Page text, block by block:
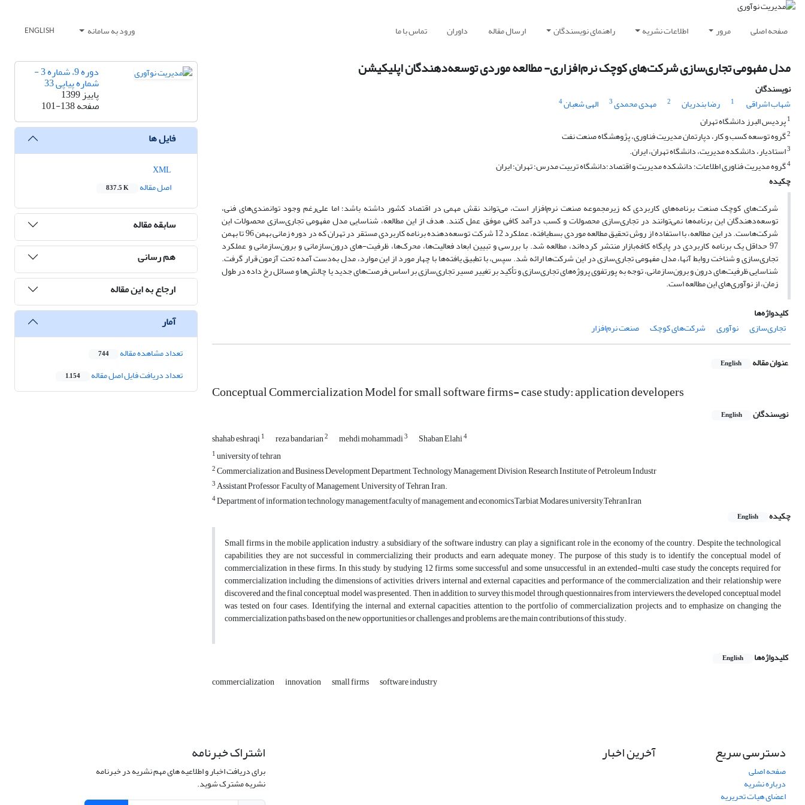
صفحه اصلی مرور اطلاعات نشریه راهنمای نویسندگان ارسال مقاله داوران تماس با ما ورود به سامانه ENGLISH
مدل مفهومی تجاری‌سازی شرکت‌های کوچک نرم‌افزاری- مطالعه موردی توسعه‌دهندگان اپلیکیشن
نویسندگان
شهاب اشراقی
1 رضا بندریان 2 مهدی محمدی3 الهی شعبان4
1پردیس البرز دانشگاه تهران
2گروه توسعه کسب و کار، دپارتمان مدیریت فناوری، پژوهشگاه صنعت نفت
3استادیار، دانشکده مدیریت، دانشگاه تهران، ایران.
4گروه مدیریت فناوری اطلاعات؛ دانشکده مدیریت و اقتصاد؛دانشگاه تربیت مدرس؛ تهران؛ ایران
چکیده
شرکت‌های کوچک صنعت برنامه‌های کاربردی که زیرمجموعه صنعت نرم‌افزار است، می‌تواند نقش مهمی در اقتصاد کشور داشته باشد؛ اما علی‌رغم وجود توانمندی‌های فنی،
توسعه‌دهندگان این برنامه‌ها نمی‌توانند در تجاری‌سازی محصولات و کسب درآمد کافی موفق عمل کنند. هدف از این مطالعه، شناسایی مدل مفهومی تجاری‌سازی محصولات این
شرکت‌هاست. در این مطالعه، با استفاده از روش تحقیق مطالعه موردی بسط‌یافته، عملکرد 12 شرکت توسعه‌دهنده برنامه کاربردی مستقر در تهران که در دوره زمانی بهمن 96 تا بهمن
97 حداقل یک برنامه کاربردی در پایگاه کافه‌بازار منتشر کرده‌اند، مطالعه شد. با بررسی و تبیین ابعاد فعالیت‌ها، محرک‌ها، ظرفیت-های درون‌‌سازمانی و برون‌سازمانی و عملکرد
تجاری‌سازی و شناخت روابط آنها، مدل مفهومی تجاری‌سازی در این شرکت‌ها ارائه شد. سپس، با تطبیق یافته‌ها با چهار مورد از این موارد، مدل به‌دست آمده تحت آزمون قرار گرفت.
شناسایی ظرفیت‌های درون و برون‌سازمانی، توجه به پورتفوی پروژه‌های تجاری‌سازی و تأکید بر تغییر مسیر تجاری‌سازی بر اساس فرصت‌های جدید یا چالش‌ها و مسائل رخ داده در طول
زمان، از نوآوری‌های این مطالعه است.
کلیدواژه‌ها
تجاری‌سازی
نوآوری شرکت‌های کوچک صنعت نرم‌افزار
عنوان مقاله English
Conceptual Commercialization Model for small software firms- case study: application developers
نویسندگان English
shahab eshraqi1 reza bandarian2 mehdi mohammadi3 Shaban Elahi4
1university of tehran
2Commercialization and Business Development Department, Technology Management Division, Research Institute of Petroleum Industr
3Assistant Professor, Faculty of Management, University of Tehran, Iran.
4Department of information technology management,faculty of management and economics,Tarbiat Modares university,Tehran,Iran
چکیده
English
Small firms in the mobile application industry, a subsidiary of the software industry, can play a significant role in the economy of the country. Despite the technological
capabilities, they are not successful in commercializing their products and earn adequate money. The purpose of this study is to identify the conceptual model of
commercialization in these firms. In this study, by studying 12 firms, some successful and some unsuccessful, in an extended-multi case study the concepts required for
commercialization including the dimensions of activities, drivers, internal and external capacities, and performance of the commercialization, and their relationship were
discovered and the final conceptual model was presented. Then, in addition, to survey this model through questionnaires from interviewers, the developed conceptual model
was tested on four cases. Identifying the internal and external capacities, attention to the portfolio of commercialization projects, and to emphasize on changing the
commercialization paths based on the new opportunities or challenges and problems, are the main contributions of this study.
کلیدواژه‌ها English
commercialization innovation small firms software industry
دوره 9، شماره 3 -
شماره پیاپی 33
پاییز 1399
صفحه101-138
فایل ها
اصل مقاله
837.5 K
سابقه مقاله
هم رسانی
ارجاع به این مقاله
آمار
تعداد مشاهده مقاله 744
تعداد دریافت فایل اصل مقاله 1,154
دسترسی سریع
صفحه اصلی
درباره نشریه
اعضای هیات تحریریه
آخرین اخبار اشتراک خبرنامه
برای دریافت اخبار و اطلاعیه های مهم نشریه در خبرنامه
نشریه مشترک شوید.